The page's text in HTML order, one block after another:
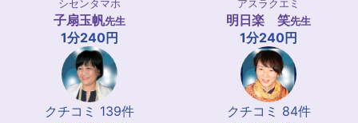
シセンタマホ
子扇玉帆先生
1分240円
クチコミ 139件
アスラクエミ
明日楽 笑先生
1分240円
クチコミ 84件